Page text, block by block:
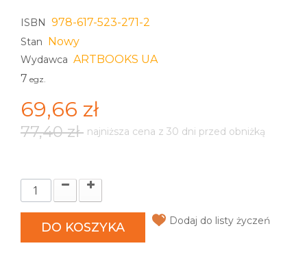
ISBN 978-617-523-271-2
Stan Nowy
Wydawca ARTBOOKS UA
7 egz.
69,66 zł
77,40 zł najniższa cena z 30 dni przed obniżką
DO KOSZYKA Dodaj do listy życzeń